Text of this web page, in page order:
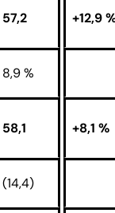
57,2 +12,9
8,9 %
58,1 +8,1 %
(14,4)